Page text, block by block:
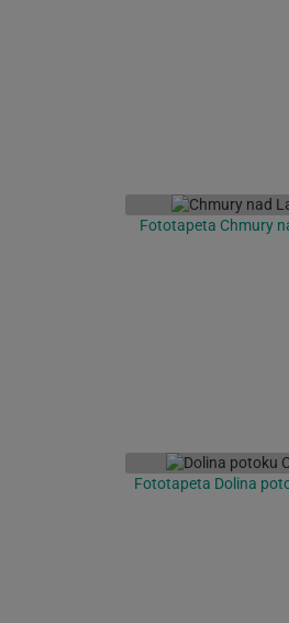
Fototapeta Chmury
Fototapeta Dolina